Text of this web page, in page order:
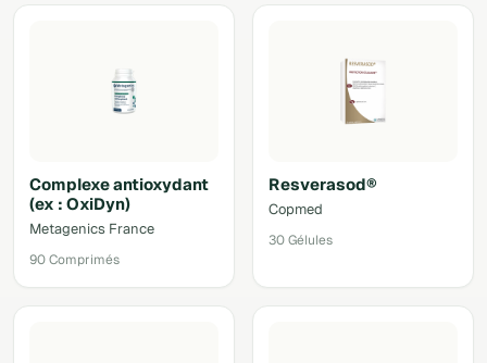
Complexe antioxydant
(ex : OxiDyn)
Metagenics France
90 Comprimés
Resverasod®
Copmed
30 Gélules